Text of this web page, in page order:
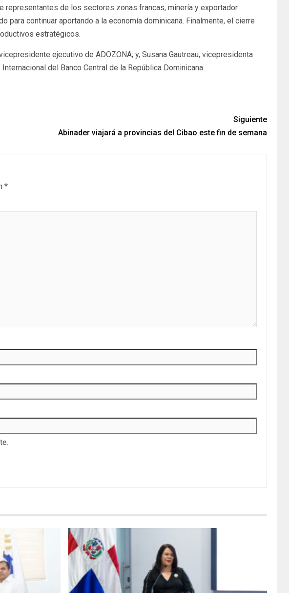
representantes de los sectores zonas francas, minería y exportador
continuar aportando a la economía dominicana. Finalmente, el cierre
estratégicos.
ejecutivo de ADOZONA; y, Susana Gautreau, vicepresidenta
del Banco Central de la República Dominicana.
Siguiente
Abinader viajará a provincias del Cibao este fin de semana
*